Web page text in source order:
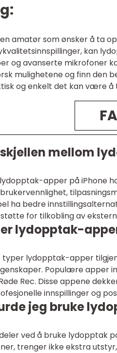
amatør som ønsker å ta
kan
og avanserte mikrofoner
mulighetene og finn den
og enkelt det kan være å
mellom
apper på iPhone
ha bedre
for tilkobling av
lydopptak-
typer lydopptak-apper
Populære apper
Rec. Disse appene
innspillinger og
jeg bruke
ved å bruke lydopptak
trenger ikke ekstra